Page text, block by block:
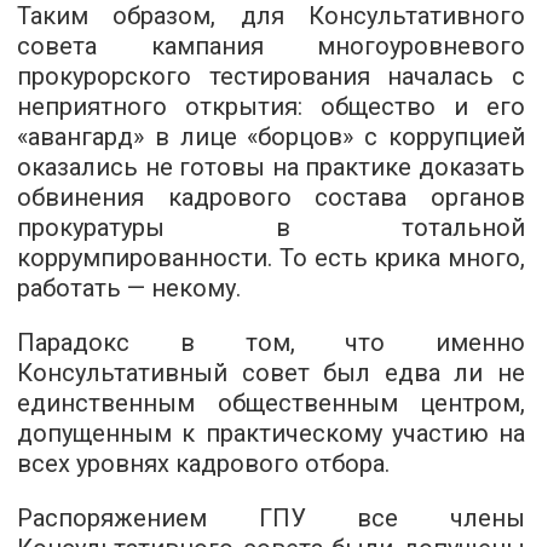
Таким образом, для Консультативного
совета кампания многоуровневого
прокурорского тестирования началась с
неприятного открытия: общество и его
«авангард» в лице «борцов» с коррупцией
оказались не готовы на практике доказать
обвинения кадрового состава органов
прокуратуры в тотальной
коррумпированности. То есть крика много,
работать — некому.
Парадокс в том, что именно
Консультативный совет был едва ли не
единственным общественным центром,
допущенным к практическому участию на
всех уровнях кадрового отбора.
Распоряжением ГПУ все члены